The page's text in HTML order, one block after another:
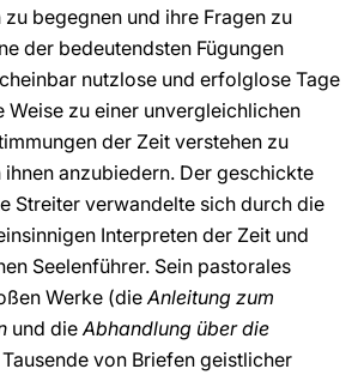
zu begegnen und ihre Fragen zu
der bedeutendsten Fügungen
nutzlose und erfolglose Tage
Weise zu einer unvergleichlichen
der Zeit verstehen zu
ihnen anzubiedern. Der geschickte
Streiter verwandelte sich durch die
Interpreten der Zeit und
Seelenführer. Sein pastorales
Werke (dieAnleitung zum
und dieAbhandlung über die
von Briefen geistlicher